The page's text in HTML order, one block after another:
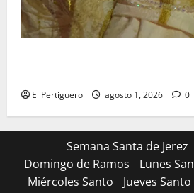
El Pertiguero agosto 1, 2026 0
Semana Santa de Jerez
Domingo de Ramos
Lunes
Miércoles Santo
Jueves Santo